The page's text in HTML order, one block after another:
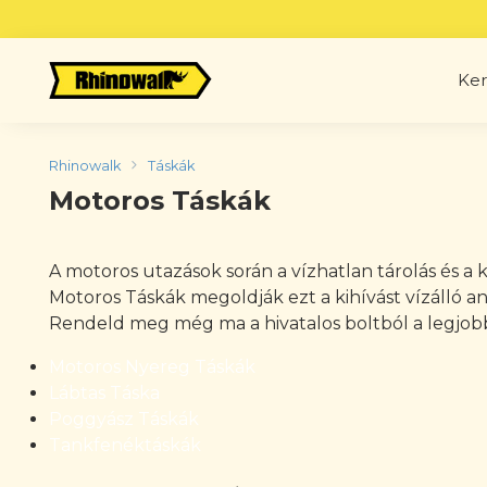
to
content
Rhinowalk Táskák
Motoros Táskák
A motoros utazások során a vízhatlan tárolás és
Motoros Táskák megoldják ezt a kihívást vízálló
Rendeld meg még ma a hivatalos boltból a
Motoros Nyereg Táskák
Lábtas Táska
Poggyász Táskák
Tankfenéktáskák